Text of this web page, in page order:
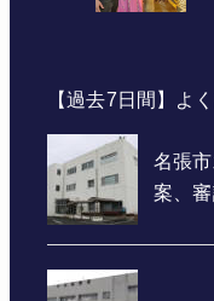
【過去7日間】よ